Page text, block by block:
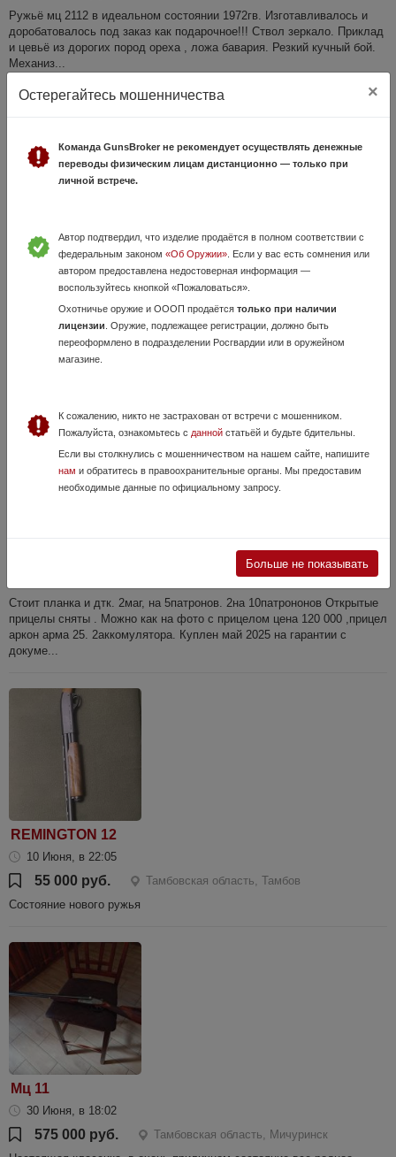
Ружьё мц 2112 в идеальном состоянии 1972гв. Изготавливалось и
доробатовалось под заказ как подарочное!!! Ствол зеркало. Приклад
и цевьё из дорогих пород ореха , ложа бавария. Резкий кучный бой.
Механиз...
Продам Ружье РМБ-93 Рысь-Ф
4 Августа, в 09:31
20 000 руб.
Тамбовская область, Тамбов
Продам ружье состояние на фото лежит без дела пробовал стрелять
один раз после покупки. Оформление через в ЛРО вТамбове.
Звонить по телефону 89204955425 звоните на сообщения не отвечаю
Тамбовская область, Тамбов
Стоит планка и дтк. 2маг, на 5патронов. 2на 10патрононов Открытые
прицелы сняты . Можно как на фото с прицелом цена 120 000 ,прицел
аркон арма 25. 2аккомулятора. Куплен май 2025 на гарантии с
докуме...
REMINGTON 12
10 Июня, в 22:05
55 000 руб.
Тамбовская область, Тамбов
Состояние нового ружья
Мц 11
30 Июня, в 18:02
575 000 руб.
Тамбовская область, Мичуринск
Остерегайтесь мошенничества ×
Команда GunsBroker не рекомендует осуществлять денежные
переводы физическим лицам дистанционно — только при
личной встрече.
Автор подтвердил, что изделие продаётся в полном соответствии с
федеральным законом «Об Оружии». Если у вас есть сомнения или
автором предоставлена недостоверная информация —
воспользуйтесь кнопкой «Пожаловаться».
Охотничье оружие и ОООП продаётся только при наличии
лицензии . Оружие, подлежащее регистрации, должно быть
переоформлено в подразделении Росгвардии или в оружейном
магазине.
К сожалению, никто не застрахован от встречи с мошенником.
Пожалуйста, ознакомьтесь с даннойстатьёй и будьте бдительны.
Если вы столкнулись с мошенничеством на нашем сайте, напишите
нам и обратитесь в правоохранительные органы. Мы предоставим
необходимые данные по официальному запросу.
Больше не показывать